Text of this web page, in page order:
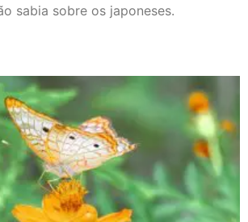
sabia sobre os japoneses.